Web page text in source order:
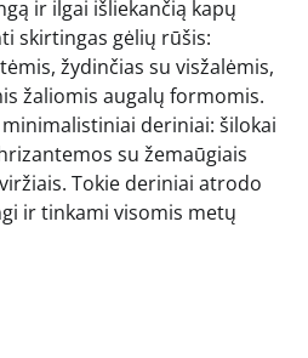
ir ilgai išliekančią kapų
skirtingas gėlių rūšis:
žydinčias su visžalėmis,
žaliomis augalų formomis.
deriniai: šilokai
su žemaūgiais
Tokie deriniai atrodo
ir tinkami visomis metų